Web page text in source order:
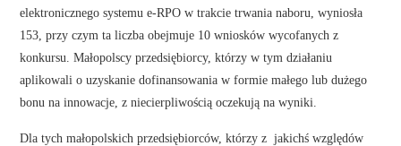
elektronicznego systemu e-RPO w trakcie trwania naboru, wyniosła
153, przy czym ta liczba obejmuje 10 wniosków wycofanych z
konkursu. Małopolscy przedsiębiorcy, którzy w tym działaniu
aplikowali o uzyskanie dofinansowania w formie małego lub dużego
bonu na innowacje, z niecierpliwością oczekują na wyniki.
Dla tych małopolskich przedsiębiorców, którzy z jakichś względów